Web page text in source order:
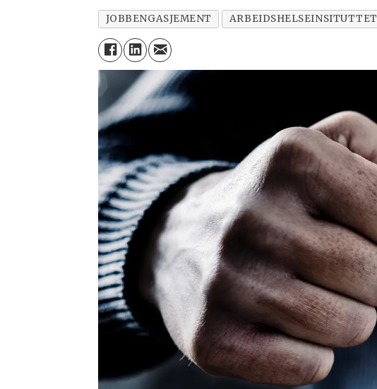
JOBBENGASJEMENT ARBEIDSHELSEINSITUTTET